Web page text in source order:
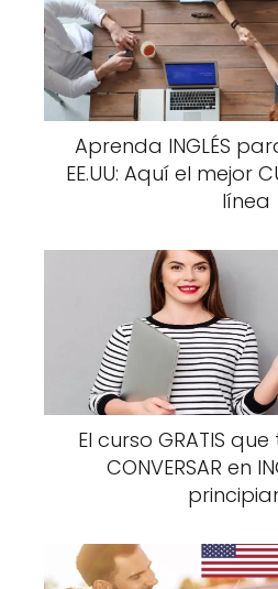
Aprenda INGLÉS
EE.UU: Aquí el mejor
línea
El curso GRATIS
CONVERSAR en